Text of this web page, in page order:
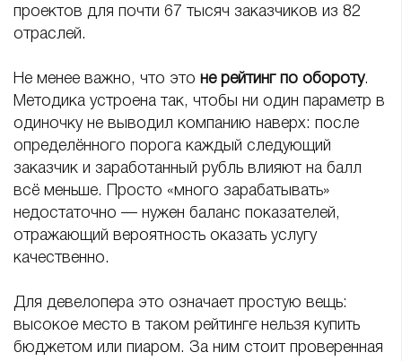
проектов для почти 67 тысяч заказчиков из 82
отраслей.
Не менее важно, что это не рейтинг по обороту.
Методика устроена так, чтобы ни один параметр в
одиночку не выводил компанию наверх: после
определённого порога каждый следующий
заказчик и заработанный рубль влияют на балл
всё меньше. Просто «много зарабатывать»
недостаточно — нужен баланс показателей,
отражающий вероятность оказать услугу
качественно.
Для девелопера это означает простую вещь:
высокое место в таком рейтинге нельзя купить
бюджетом или пиаром. За ним стоит проверенная